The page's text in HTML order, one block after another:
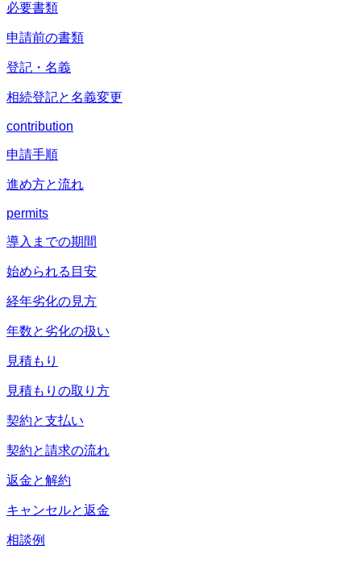
必要書類
申請前の書類
登記・名義
相続登記と名義変更
contribution
申請手順
進め方と流れ
permits
導入までの期間
始められる目安
経年劣化の見方
年数と劣化の扱い
見積もり
見積もりの取り方
契約と支払い
契約と請求の流れ
返金と解約
キャンセルと返金
相談例